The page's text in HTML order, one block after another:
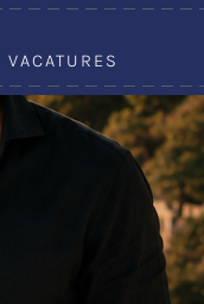
VACATURES